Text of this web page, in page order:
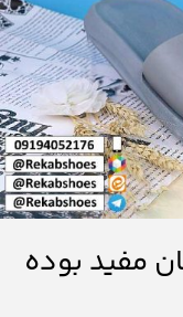
مفید بوده